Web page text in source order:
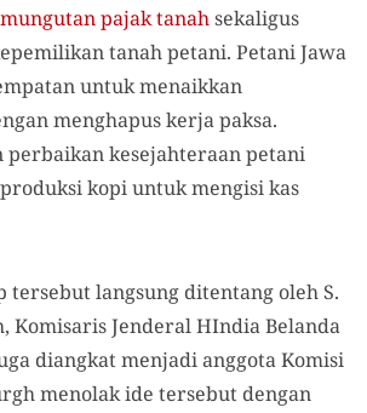
pajak tanahsekaligus
tanah petani. Petani Jawa
untuk menaikkan
menghapus kerja paksa.
perbaikan kesejahteraanpetani
kopi untuk mengisi kas
tersebut langsung ditentang oleh S.
Komisaris Jenderal HIndia Belanda
diangkat menjadi anggota Komisi
menolak ide tersebut dengan